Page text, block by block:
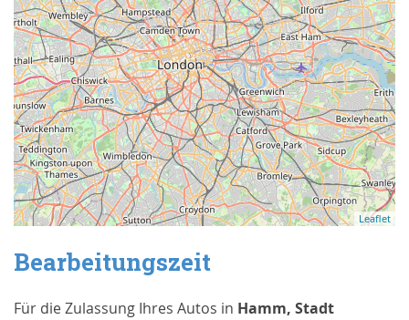
Leaflet
Bearbeitungszeit
Für die Zulassung Ihres Autos in Hamm, Stadt